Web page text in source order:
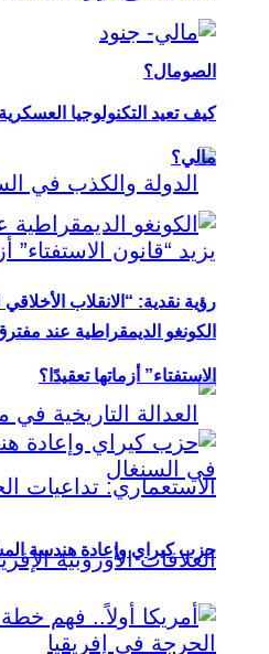
الصومال؟
رؤية نقدية: “الانقلاب
كيف تعيد التكنولوجيا
مالي؟
الكونغو الديمقراطية عند
الاستفتاء” أزماتها تعقيدًا؟
حزب كيراي وإعادة هندسة